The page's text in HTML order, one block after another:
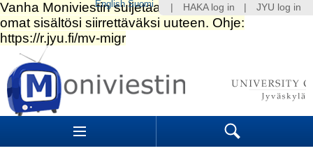
Siirry
sisältöön.
|
Siirry
navigointiin
Sections Search
HAKA log in JYU log in
English Suomi